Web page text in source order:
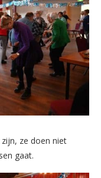
ze doen niet
gaat.